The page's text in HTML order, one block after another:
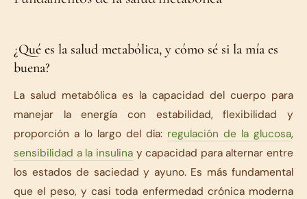
¿Qué es la salud metabólica, y cómo sé si la mía es
buena?
La salud metabólica es la capacidad del cuerpo para
manejar la energía con estabilidad, flexibilidad y
proporción a lo largo del día: regulación de la glucosa,
sensibilidad a la insulinay capacidad para alternar entre
los estados de saciedad y ayuno. Es más fundamental
que el peso, y casi toda enfermedad crónica moderna